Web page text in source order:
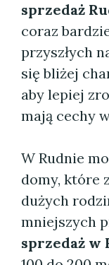
sprzedaż
coraz
przyszłych
się bliżej
aby lepiej
mają cechy
W Rudnie
domy, które
dużych
mniejszych
sprzedaż w